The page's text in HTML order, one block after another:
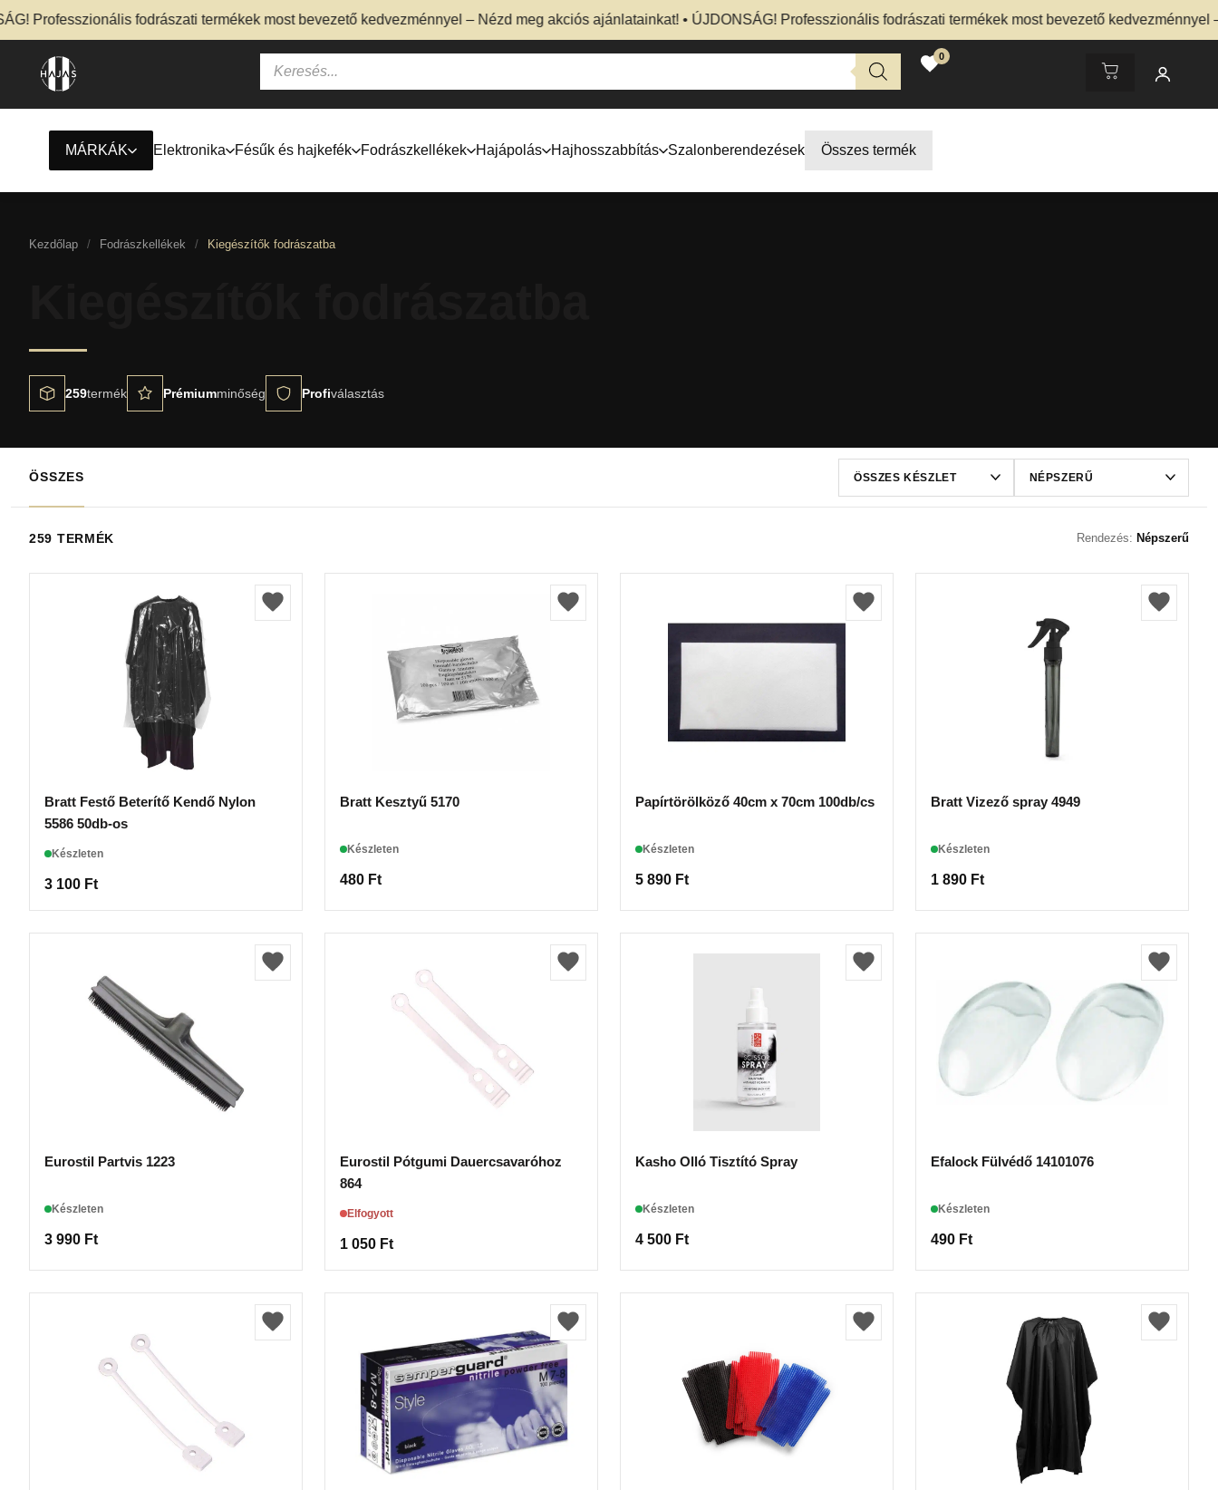
fodrászati termékek most bevezető kedvezménnyel – Nézd meg akciós ajánlatainkat! • ÚJDONSÁG! Professzionális fodrászati termékek most bevezető kedvezménnyel –
0
MÁRKÁK Elektronika Fésűk és hajkefék Fodrászkellékek Hajápolás Hajhosszabbítás Szalonberendezések Összes termék
Kezdőlap / Fodrászkellékek / Kiegészítők fodrászatba
259termék Prémiumminőség Profiválasztás
ÖSSZES
259 TERMÉK Rendezés: Népszerű
Bratt Festő Beterítő Kendő Nylon
5586 50db-os
Készleten
3 100 Ft
Bratt Kesztyű 5170
Készleten
480 Ft
Papírtörölköző 40cm x 70cm 100db/cs
Készleten
5 890 Ft
Bratt Vizező spray 4949
Készleten
1 890 Ft
Eurostil Partvis 1223
Készleten
3 990 Ft
Eurostil Pótgumi Dauercsavaróhoz
864
Elfogyott
1 050 Ft
Kasho Olló Tisztító Spray
Készleten
4 500 Ft
Efalock Fülvédő 14101076
Készleten
490 Ft